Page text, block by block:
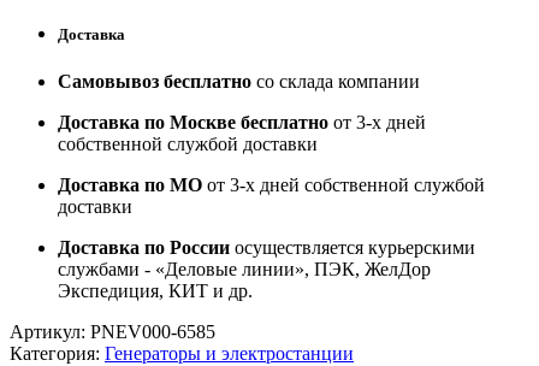
Доставка
Самовывоз бесплатно со склада компании
Доставка по Москве бесплатно от 3-х дней
собственной службой доставки
Доставка по МО от 3-х дней собственной службой
доставки
Доставка по России осуществляется курьерскими
службами - «Деловые линии», ПЭК, ЖелДор
Экспедиция, КИТ и др.
Артикул: PNEV000-6585
Категория: Генераторы и электростанции